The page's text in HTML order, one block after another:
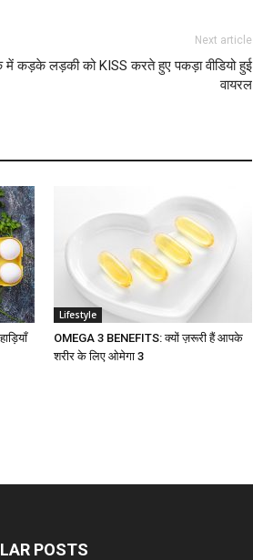
Next article
में कड़के लड़की को KISS करते हुए पकड़ा वीडियो हुई
वायरल
Lifestyle
OMEGA 3 BENEFITS: क्यों ज़रूरी हैं आपके
शरीर के लिए ओमेगा 3
POSTS